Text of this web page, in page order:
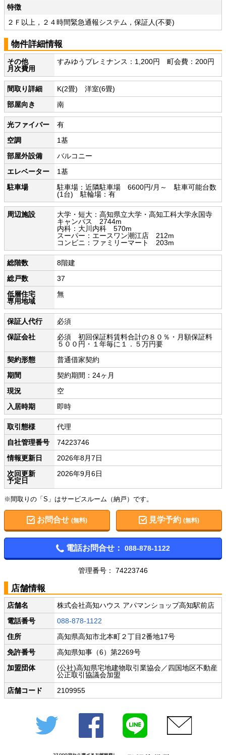
特徴
２Ｆ以上，２４時間緊急通報システム，保証人(不要)
物件詳細情報
その他
月次費用
すみゆうプレミナンス：1,200円 町会費：200円
間取り詳細
K(2畳) 洋室(6畳)
部屋向き
南
光ファイバー
有
空調
1基
部屋外設備
バルコニー
エレベーター
1基
駐車場
駐車場：近隣駐車場 6600円/月～ 駐車可能台数
(1台) 駐輪場：有
周辺施設
大学・短大：高知県立大学・高知工科大学永国寺
キャンパス 2744m
内科：大川内科 570m
スーパー：エースワン潮江店 212m
コンビニ：ファミリーマート 203m
総階数
8階建
総戸数
37
低層住宅
専用地域
無
保証人代行
必須
保証会社
必須 初回保証料賃料合計の８０％・月額保証料
５００円・１年毎に１．５万円要
契約形態
普通借家契約
期間
契約期間：24ヶ月
現況
空
入居時期
即時
取引態様
代理
自社管理番号
74223746
情報更新日
2026年8月7日
次回更新
予定日
2026年9月6日
※間取りの「S」はサービスルーム（納戸）です。
お問合せ (無料) 見学予約(無料)
電話お問合せ： 088-878-1122
管理番号： 74223746
店舗情報
店舗名
株式会社高知ハウス アパマンショップ高知駅前店
電話番号
088-878-1122
住所
高知県高知市北本町２丁目2番地17号
免許番号
高知県知事（6）第2269号
加盟団体
(公社)高知県宅地建物取引業協会／四国地区不動産
公正取引協議会加盟
店舗コード
2109955
Twitter Facebook